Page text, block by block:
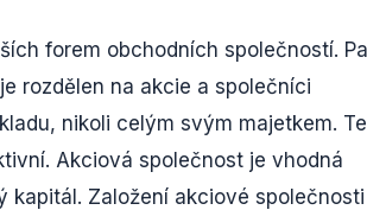
forem obchodních společností.
rozdělen na akcie a společníci
nikoli celým svým majetkem.
Akciová společnost je vhodná
kapitál. Založení akciové